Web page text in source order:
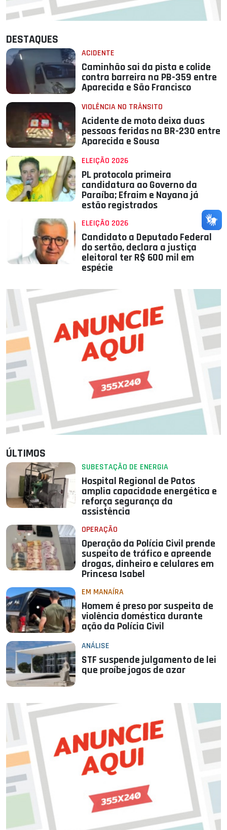
DESTAQUES
ACIDENTE
Caminhão sai da pista e colide
contra barreira na PB-359 entre
Aparecida e São Francisco
VIOLÊNCIA NO TRÂNSITO
Acidente de moto deixa duas
pessoas feridas na BR-230 entre
Aparecida e Sousa
ELEIÇÃO 2026
PL protocola primeira
candidatura ao Governo da
Paraíba; Efraim e Nayana já
estão registrados
ELEIÇÃO 2026
Candidato a Deputado Federal
do sertão, declara a justiça
eleitoral ter R$ 600 mil em
espécie
ÚLTIMOS
SUBESTAÇÃO DE ENERGIA
Hospital Regional de Patos
amplia capacidade energética e
reforça segurança da
assistência
OPERAÇÃO
Operação da Polícia Civil prende
suspeito de tráfico e apreende
drogas, dinheiro e celulares em
Princesa Isabel
EM MANAÍRA
Homem é preso por suspeita de
violência doméstica durante
ação da Polícia Civil
ANÁLISE
STF suspende julgamento de lei
que proíbe jogos de azar